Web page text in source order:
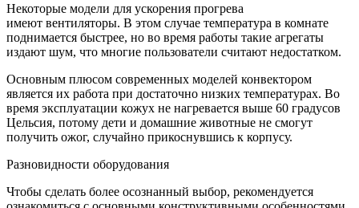
Некоторые модели для ускорения прогрева
имеют вентиляторы. В этом случае температура в комнате
поднимается быстрее, но во время работы такие агрегаты
издают шум, что многие пользователи считают недостатком.
Основным плюсом современных моделей конвектором
является их работа при достаточно низких температурах. Во
время эксплуатации кожух не нагревается выше 60 градусов
Цельсия, потому дети и домашние животные не смогут
получить ожог, случайно прикоснувшись к корпусу.
Разновидности оборудования
Чтобы сделать более осознанный выбор, рекомендуется